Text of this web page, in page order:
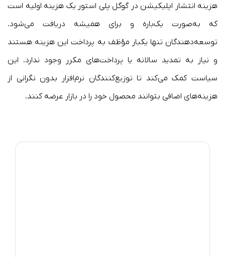
هزینه انتشار اپلیکیشن در گوگل پلی استور یک هزینه اولیه است
که به‌صورت یک‌باره و برای همیشه دریافت می‌شود.
توسعه‌دهندگان تنها یکبار مؤظف به پرداخت این هزینه هستند
و نیاز به تمدید سالانه یا پرداخت‌های مکرر وجود ندارد. این
سیاست کمک می‌کند تا توزیع‌کنندگان نرم‌افزار بدون نگرانی از
هزینه‌های اضافی بتوانند محصول خود را در بازار عرضه کنند.